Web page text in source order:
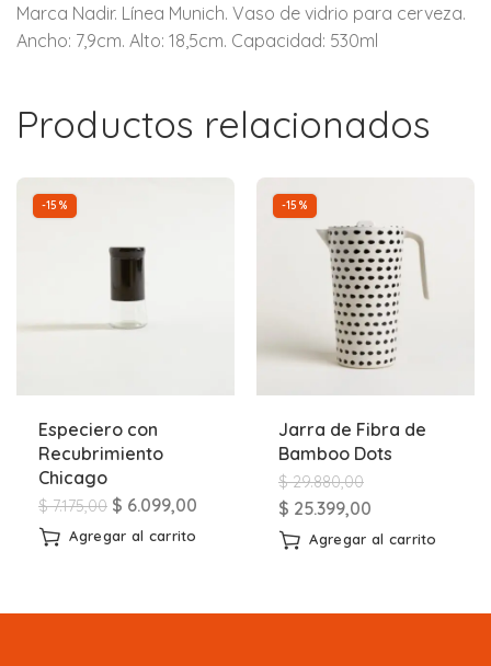
Marca Nadir. Línea Munich. Vaso de vidrio para cerveza.
Ancho: 7,9cm. Alto: 18,5cm. Capacidad: 530ml
Productos relacionados
-15%
Especiero con
Recubrimiento
Chicago
$7.175,00 $ 6.099,00
Agregar al carrito
-15%
Jarra de Fibra de
Bamboo Dots
$29.880,00
$ 25.399,00
Agregar al carrito